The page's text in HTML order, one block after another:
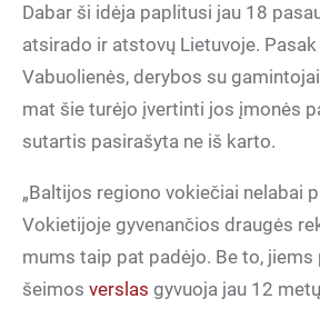
Dabar ši idėja paplitusi jau 18
atsirado ir atstovų Lietuvoje.
Vabuolienės, derybos su
mat šie turėjo įvertinti jos įmonės
sutartis pasirašyta ne iš karto.
„Baltijos regiono vokiečiai nelabai
Vokietijoje gyvenančios draugės
mums taip pat padėjo. Be to,
šeimos verslas gyvuoja jau 12